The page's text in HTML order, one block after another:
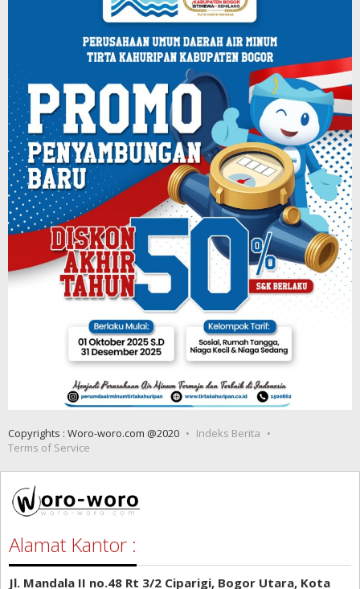
Copyrights : Woro-woro.com @2020
Indeks Berita
Terms of Service
Alamat Kantor :
Jl. Mandala II no.48 Rt 3/2 Ciparigi, Bogor Utara, Kota